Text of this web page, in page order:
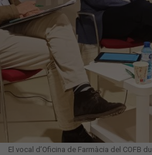
El vocal d’Oficina de Farmàcia del COFB